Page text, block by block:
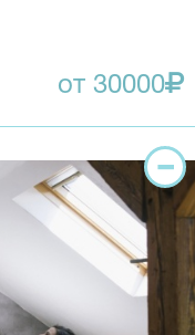
от 30000